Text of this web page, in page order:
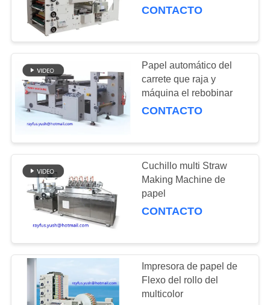
MAPA
DEL
SITIO
PRIVACY
POLICY
impresión en color 5
CONTACTO
Papel automático del
carrete que raja y
máquina el rebobinar
CONTACTO
Cuchillo multi Straw
Making Machine de
papel
CONTACTO
Impresora de papel de
Flexo del rollo del
multicolor